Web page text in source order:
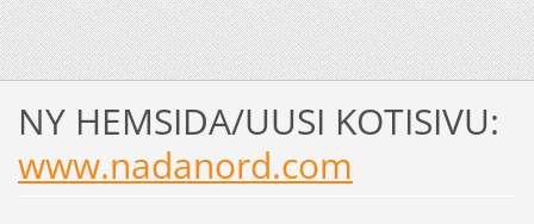
NY HEMSIDA/UUSI KOTISIVU:
www.nadanord.com